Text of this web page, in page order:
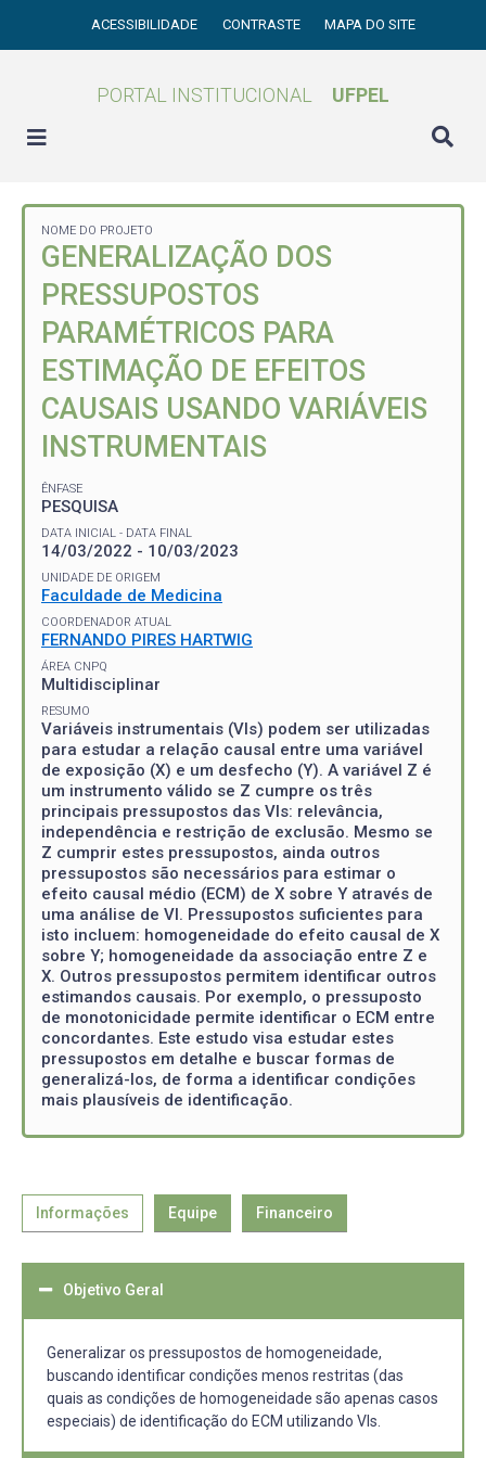
ACESSIBILIDADE CONTRASTE MAPA DO SITE
PORTAL INSTITUCIONAL UFPEL
NOME DO PROJETO
GENERALIZAÇÃO DOS
PRESSUPOSTOS
PARAMÉTRICOS PARA
ESTIMAÇÃO DE EFEITOS
CAUSAIS USANDO VARIÁVEIS
INSTRUMENTAIS
ÊNFASE
PESQUISA
DATA INICIAL - DATA FINAL
14/03/2022 - 10/03/2023
UNIDADE DE ORIGEM
Faculdade de Medicina
COORDENADOR ATUAL
FERNANDO PIRES HARTWIG
ÁREA CNPQ
Multidisciplinar
RESUMO
Variáveis instrumentais (VIs) podem ser utilizadas
para estudar a relação causal entre uma variável
de exposição (X) e um desfecho (Y). A variável Z é
um instrumento válido se Z cumpre os três
principais pressupostos das VIs: relevância,
independência e restrição de exclusão. Mesmo se
Z cumprir estes pressupostos, ainda outros
pressupostos são necessários para estimar o
efeito causal médio (ECM) de X sobre Y através de
uma análise de VI. Pressupostos suficientes para
isto incluem: homogeneidade do efeito causal de X
sobre Y; homogeneidade da associação entre Z e
X. Outros pressupostos permitem identificar outros
estimandos causais. Por exemplo, o pressuposto
de monotonicidade permite identificar o ECM entre
concordantes. Este estudo visa estudar estes
pressupostos em detalhe e buscar formas de
generalizá-los, de forma a identificar condições
mais plausíveis de identificação.
Informações Equipe Financeiro
Objetivo Geral
Generalizar os pressupostos de homogeneidade,
buscando identificar condições menos restritas (das
quais as condições de homogeneidade são apenas casos
especiais) de identificação do ECM utilizando VIs.